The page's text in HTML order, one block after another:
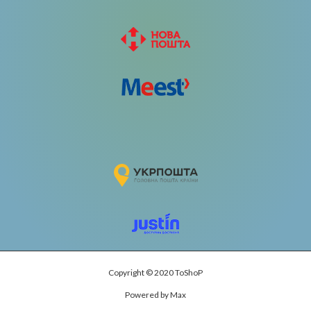
Copyright © 2020 ToShoP
Powered by Max